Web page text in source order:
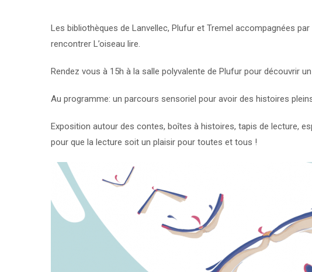
Les bibliothèques de Lanvellec, Plufur et Tremel accompagnées
rencontrer L’oiseau lire.
Rendez vous à 15h à la salle polyvalente de Plufur pour découvrir
Au programme: un parcours sensoriel pour avoir des histoires
Exposition autour des contes, boîtes à histoires, tapis de lecture,
pour que la lecture soit un plaisir pour toutes et tous !